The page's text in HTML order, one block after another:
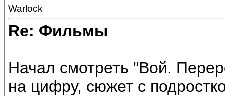
Warlock
Re: Фильмы
Начал смотреть "Вой.
на цифру, сюжет с